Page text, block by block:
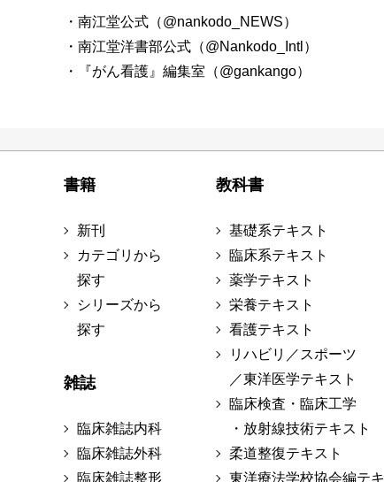
・南江堂公式（@nankodo_NEWS）
・南江堂洋書部公式（@Nankodo_Intl）
・『がん看護』編集室（@gankango）
書籍
新刊
カテゴリから
探す
シリーズから
探す
雑誌
臨床雑誌内科
臨床雑誌外科
臨床雑誌整形
教科書
基礎系テキスト
臨床系テキスト
薬学テキスト
栄養テキスト
看護テキスト
リハビリ／スポーツ
／東洋医学テキスト
臨床検査・臨床工学
・放射線技術テキスト
柔道整復テキスト
東洋療法学校協会編テキ